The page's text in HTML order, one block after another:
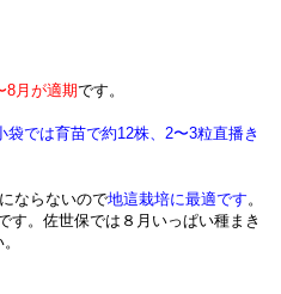
8月が適期です。
では育苗で約12株、2〜3粒直播き
ならないので地這栽培に最適です 。
す。佐世保では８月いっぱい種まき